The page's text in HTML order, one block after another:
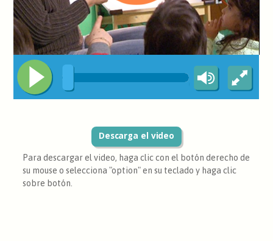
Descarga el video
Para descargar el video, haga clic con el botón derecho de
su mouse o selecciona "option" en su teclado y haga clic
sobre botón.